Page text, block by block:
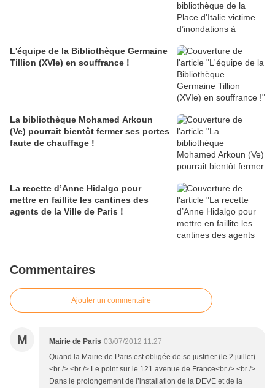
L'équipe de la Bibliothèque Germaine
Tillion (XVIe) en souffrance !
La bibliothèque Mohamed Arkoun
(Ve) pourrait bientôt fermer ses portes
faute de chauffage !
La recette d’Anne Hidalgo pour
mettre en faillite les cantines des
agents de la Ville de Paris !
Commentaires
Ajouter un commentaire
M Mairie de Paris 03/07/2012 11:27
Quand la Mairie de Paris est obligée de se justifier (le 2 juillet)
<br /> <br /> Le point sur le 121 avenue de France<br /> <br />
Dans le prolongement de l’installation de la DEVE et de la